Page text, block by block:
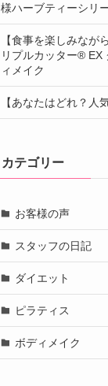
様ハーブティーシリ
【食事を楽しみなが
リプルカッター® EX
ィメイク
【あなたはどれ？人
カテゴリー
お客様の声
スタッフの日記
ダイエット
ピラティス
ボディメイク